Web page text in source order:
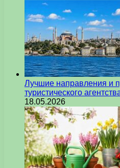
Лучшие направления и
туристического
18.05.2026